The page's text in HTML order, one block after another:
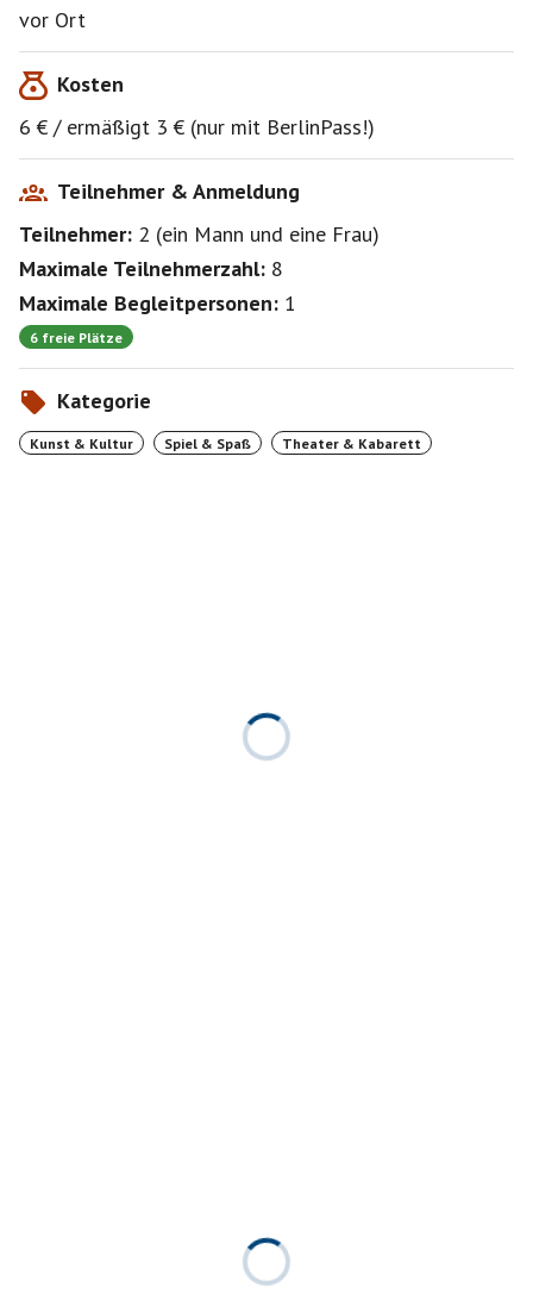
vor Ort
Kosten
6 € / ermäßigt 3 € (nur mit BerlinPass!)
Teilnehmer & Anmeldung
Teilnehmer: 2 (ein Mann und eine Frau)
Maximale Teilnehmerzahl: 8
Maximale Begleitpersonen: 1
6 freie Plätze
Kategorie
Kunst & Kultur Spiel & Spaß Theater & Kabarett